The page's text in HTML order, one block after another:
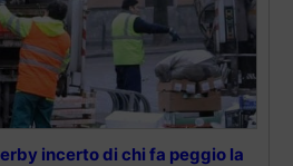
incerto di chi fa peggio la